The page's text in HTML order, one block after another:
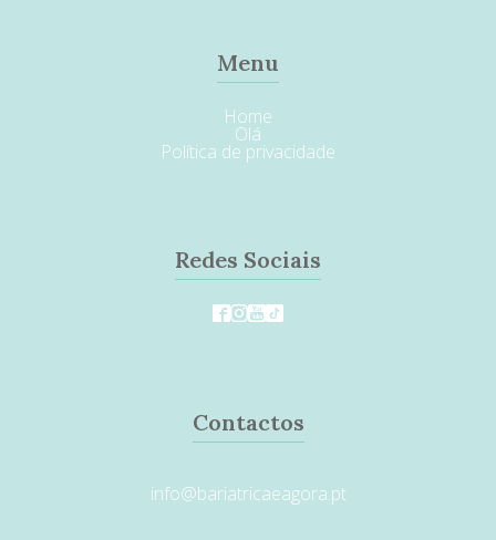
Menu
Home
Olá
Política de privacidade
Redes Sociais
Contactos
info@bariatricaeagora.pt